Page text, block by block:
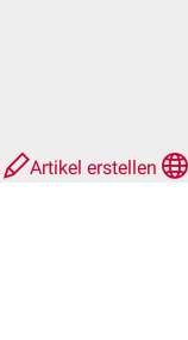
Artikel erstellen